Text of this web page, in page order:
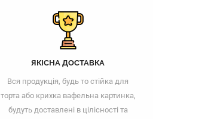
ЯКІСНА ДОСТАВКА
Вся продукція, будь то стійка для
торта або крихка вафельна картинка,
будуть доставлені в цілісності та